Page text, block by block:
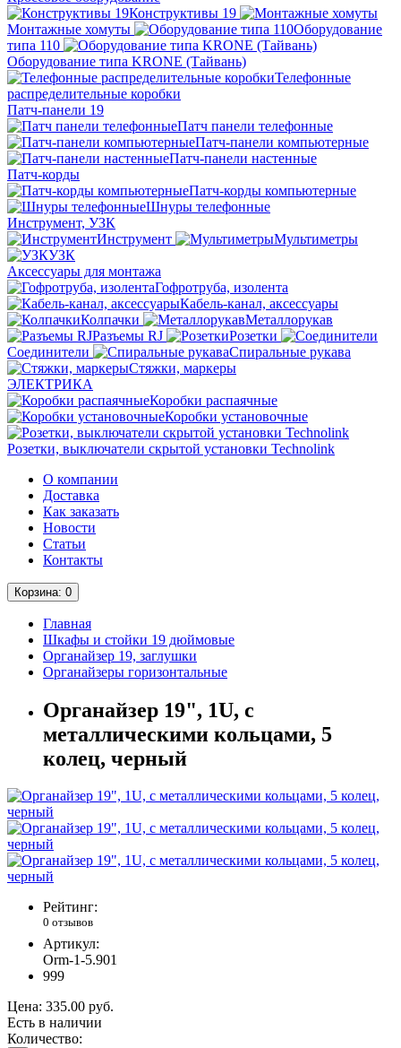
Конструктивы 19
Монтажные хомуты
Оборудование
типа 110
Оборудование типа KRONE (Тайвань)
Телефонные
распределительные коробки
Патч-панели 19
Патч панели телефонные
Патч-панели компьютерные
Патч-панели настенные
Патч-корды
Патч-корды компьютерные
Шнуры телефонные
Инструмент, УЗК
Инструмент
Мультиметры
УЗК
Аксессуары для монтажа
Гофротруба, изолента
Кабель-канал, аксессуары
Колпачки
Металлорукав
Разъемы RJ
Розетки
Соединители
Спиральные рукава
Стяжки, маркеры
ЭЛЕКТРИКА
Коробки распаячные
Коробки установочные
Розетки, выключатели скрытой установки Technolink
О компании
Доставка
Как заказать
Новости
Статьи
Контакты
Корзина: 0
Главная
Шкафы и стойки 19 дюймовые
Органайзер 19, заглушки
Органайзеры горизонтальные
Органайзер 19", 1U, с
металлическими кольцами, 5
колец, черный
Рейтинг:
0 отзывов
Артикул:
Orm-1-5.901
999
Цена: 335.00 руб.
Есть в наличии
Количество: